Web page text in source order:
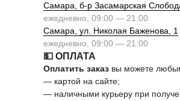
Самара, б-р Засамарская
ежедневно, 09:00 — 21:00
Самара, ул. Николая Баженова, 1
ежедневно, 09:00 — 21:00
💵 ОПЛАТА
Оплатить заказ вы можете
— картой на сайте;
— наличными курьеру при